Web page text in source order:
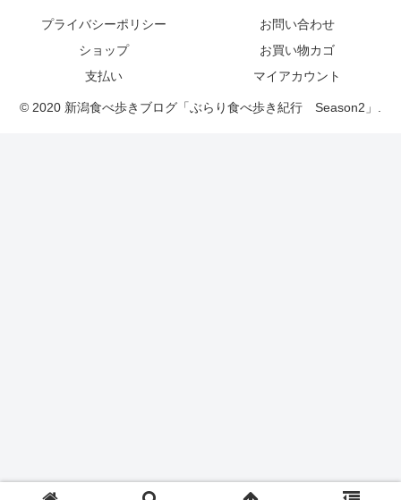
プライバシーポリシー
お問い合わせ
ショップ
お買い物カゴ
支払い
マイアカウント
© 2020 新潟食べ歩きブログ「ぶらり食べ歩き紀行 Season2」.